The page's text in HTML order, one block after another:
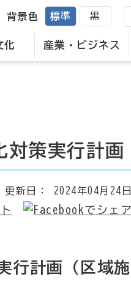
化 産業・ビジネス
背景色 標準 黒
対策実行計画
更新日： 2024年04月24日
行計画（区域施